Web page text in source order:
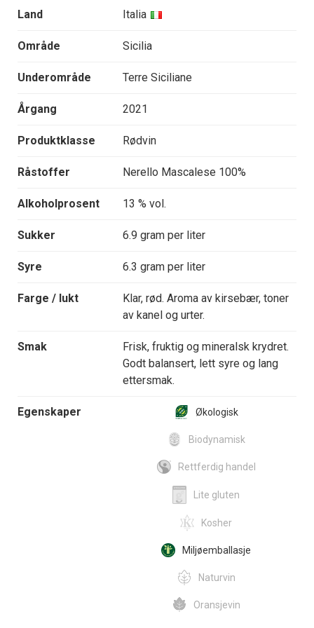
Land Italia
Område Sicilia
Underområde Terre Siciliane
Årgang 2021
Produktklasse Rødvin
Råstoffer Nerello Mascalese 100%
Alkoholprosent 13 % vol.
Sukker 6.9 gram per liter
Syre 6.3 gram per liter
Farge / lukt
Klar, rød. Aroma av kirsebær, toner
av kanel og urter.
Smak
Frisk, fruktig og mineralsk krydret.
Godt balansert, lett syre og lang
ettersmak.
Egenskaper Økologisk
Biodynamisk
Rettferdig handel
Lite gluten
Kosher
Miljøemballasje
Naturvin
Oransjevin